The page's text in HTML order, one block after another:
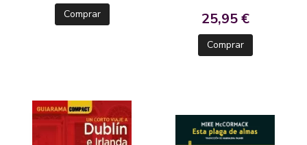
Comprar 25,95 €
Comprar